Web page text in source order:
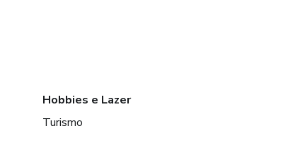
Hobbies e Lazer
Turismo